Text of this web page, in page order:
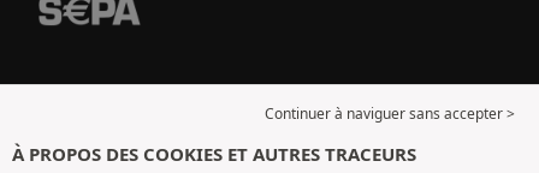
Continuer à naviguer sans accepter >
À PROPOS DES COOKIES ET AUTRES TRACEURS